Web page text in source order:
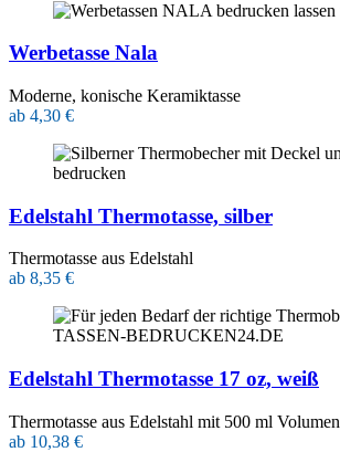
Werbetasse Nala
Moderne, konische Keramiktasse
ab 4,30 €
Edelstahl Thermotasse, silber
Thermotasse aus Edelstahl
ab 8,35 €
Edelstahl Thermotasse 17 oz, weiß
Thermotasse aus Edelstahl mit 500 ml Volumen
ab 10,38 €